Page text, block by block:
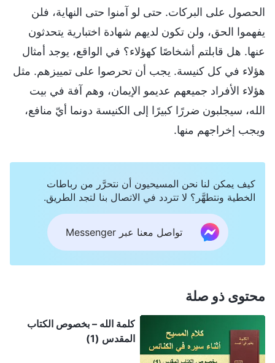
الحصول على البركات. حتى لو آمنوا حتى النهاية، فلن
يفهموا الحق، ولن تكون لديهم شهادة اختبارية يتحدثون
عنها. هل قابلتم أشخاصًا كهؤلاء؟ في الواقع، يوجد أمثال
هؤلاء في كل كنيسة. يجب أن تحرصوا على تمييزهم. مثل
هؤلاء الأفراد جميعهم عديمو الإيمان، وهم آفة في بيت
الله، سيجلبون ضررًا كبيرًا إلى الكنيسة دونما أيّ منافع،
ويجب إخراجهم منها.
كيف يمكن لنا نحن المسيحيون أن نتحرَّر من رباطات
الخطية ونتطهَّر؟ لا تتردد في الاتصال بنا لتجد الطريق.
تواصل معنا عبر Messenger
محتوى ذو صلة
كلمة الله – بخصوص الكتاب
المقدس (1)